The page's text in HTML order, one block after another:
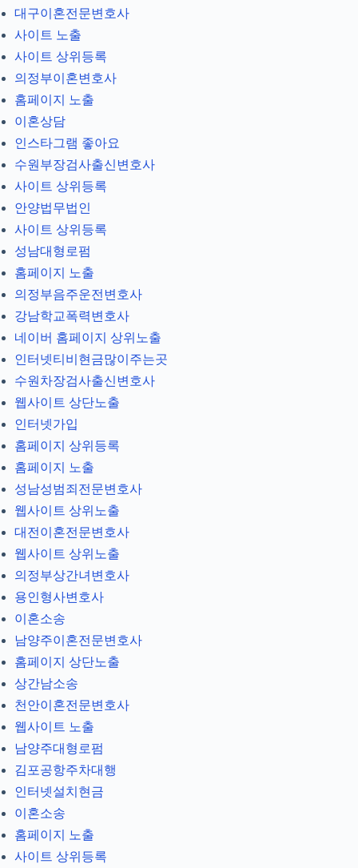
대구이혼전문변호사
사이트 노출
사이트 상위등록
의정부이혼변호사
홈페이지 노출
이혼상담
인스타그램 좋아요
수원부장검사출신변호사
사이트 상위등록
안양법무법인
사이트 상위등록
성남대형로펌
홈페이지 노출
의정부음주운전변호사
강남학교폭력변호사
네이버 홈페이지 상위노출
인터넷티비현금많이주는곳
수원차장검사출신변호사
웹사이트 상단노출
인터넷가입
홈페이지 상위등록
홈페이지 노출
성남성범죄전문변호사
웹사이트 상위노출
대전이혼전문변호사
웹사이트 상위노출
의정부상간녀변호사
용인형사변호사
이혼소송
남양주이혼전문변호사
홈페이지 상단노출
상간남소송
천안이혼전문변호사
웹사이트 노출
남양주대형로펌
김포공항주차대행
인터넷설치현금
이혼소송
홈페이지 노출
사이트 상위등록